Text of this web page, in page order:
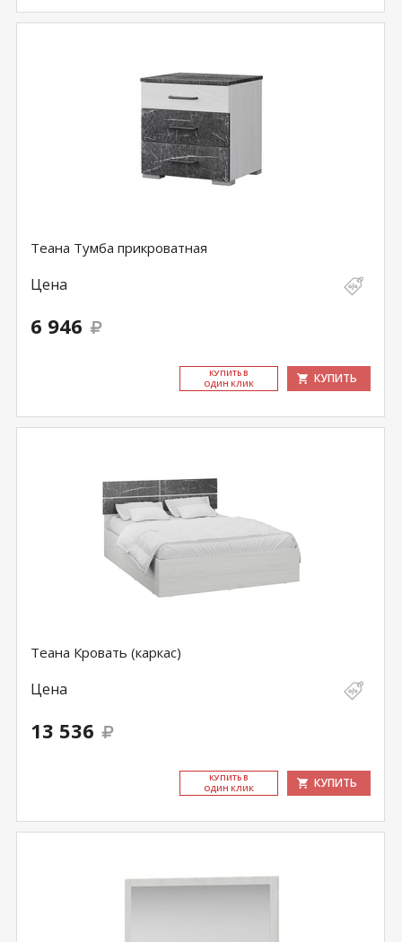
Теана Тумба прикроватная
Цена
6 946
КУ­ПИТЬ В
ОДИН КЛИК
КУПИТЬ
Теана Кровать (каркас)
Цена
13 536
КУ­ПИТЬ В
ОДИН КЛИК
КУПИТЬ